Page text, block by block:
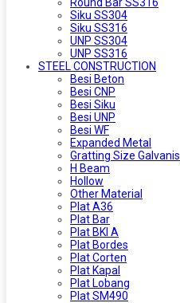
Siku SS304
Siku SS316
UNP SS304
UNP SS316
STEEL CONSTRUCTION
Besi Beton
Besi CNP
Besi Siku
Besi UNP
Besi WF
Expanded Metal
Gratting Size Galvanis
H Beam
Hollow
Other Material
Plat A36
Plat Bar
Plat BKI A
Plat Bordes
Plat Corten
Plat Kapal
Plat Lobang
Plat SM490